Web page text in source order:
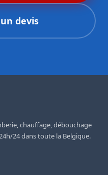
devis
chauffage, débouchage
24 dans toute la Belgique.